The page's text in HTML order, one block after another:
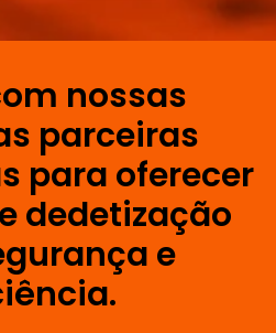
nossas
parceiras
para oferecer
dedetização
e